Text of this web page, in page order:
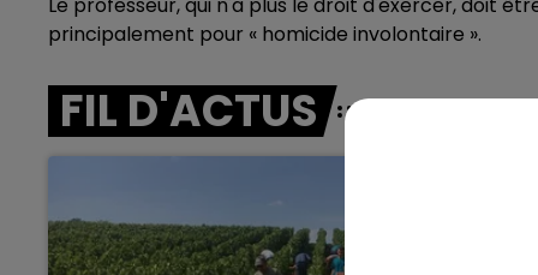
15h00 - 19h00
LE CLUB CHAMPAGNE FM
principalement pour « homicide involontaire ».
FIL D'ACTUS